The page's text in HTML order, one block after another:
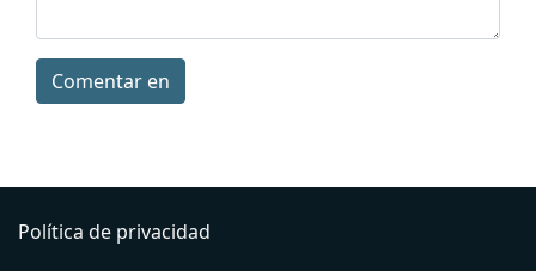
Comentar en
Política de privacidad